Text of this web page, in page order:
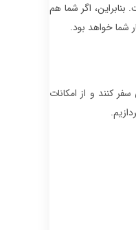
اگر شما هم
شما خواهد بود.
کنند و از امکانات